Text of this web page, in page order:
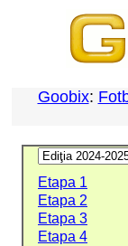
Goobix:
Etapa 1
Etapa 2
Etapa 3
Etapa 4